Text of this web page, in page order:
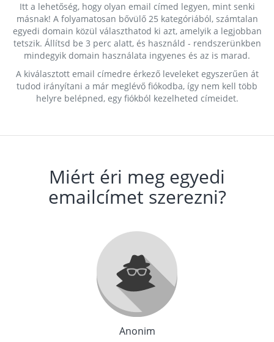
Itt a lehetőség, hogy olyan email címed legyen, mint senki
másnak! A folyamatosan bővülő 25 kategóriából, számtalan
egyedi domain közül választhatod ki azt, amelyik a legjobban
tetszik. Állítsd be 3 perc alatt, és használd - rendszerünkben
mindegyik domain használata ingyenes és az is marad.
A kiválasztott email címedre érkező leveleket egyszerűen át
tudod irányítani a már meglévő fiókodba, így nem kell több
helyre belépned, egy fiókból kezelheted címeidet.
Miért éri meg egyedi
emailcímet szerezni?
Anonim